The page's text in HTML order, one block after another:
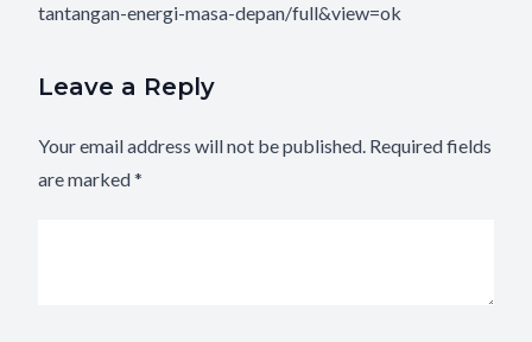
tantangan-energi-masa-depan/full&view=ok
Leave a Reply
Your email address will not be published. Required fields
are marked*